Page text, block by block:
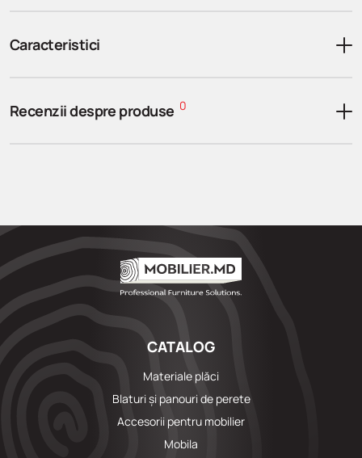
Caracteristici
Recenzii despre produse 0
CATALOG
Materiale plăci
Blaturi și panouri de perete
Accesorii pentru mobilier
Mobila